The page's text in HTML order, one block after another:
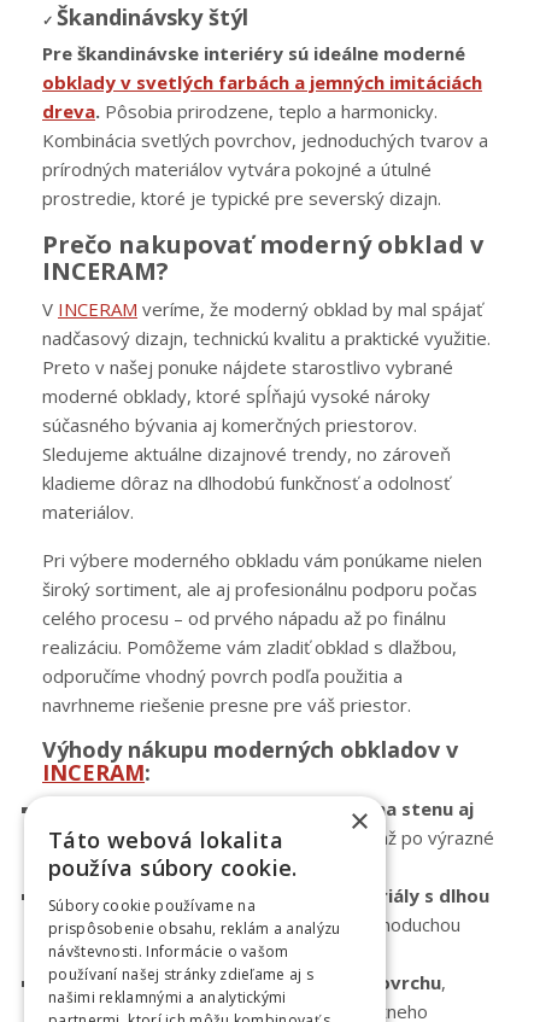
✓ Škandinávsky štýl
Pre škandinávske interiéry sú ideálne moderné
obklady v svetlých farbách a jemných imitáciách
dreva. Pôsobia prirodzene, teplo a harmonicky.
Kombinácia svetlých povrchov, jednoduchých tvarov a
prírodných materiálov vytvára pokojné a útulné
prostredie, ktoré je typické pre severský dizajn.
Prečo nakupovať moderný obklad v
INCERAM?
V INCERAM veríme, že moderný obklad by mal spájať
nadčasový dizajn, technickú kvalitu a praktické využitie.
Preto v našej ponuke nájdete starostlivo vybrané
moderné obklady, ktoré spĺňajú vysoké nároky
súčasného bývania aj komerčných priestorov.
Sledujeme aktuálne dizajnové trendy, no zároveň
kladieme dôraz na dlhodobú funkčnosť a odolnosť
materiálov.
Pri výbere moderného obkladu vám ponúkame nielen
široký sortiment, ale aj profesionálnu podporu počas
celého procesu – od prvého nápadu až po finálnu
realizáciu. Pomôžeme vám zladiť obklad s dlažbou,
odporučíme vhodný povrch podľa použitia a
navrhneme riešenie presne pre váš priestor.
Výhody nákupu moderných obkladov v
INCERAM:
✔Široký výber moderných obkladov na stenu aj
podlahu– od minimalistických povrchov až po výrazné
dizajnové riešenia.
✔Kvalitné gresové a keramické materiály s dlhou
životnosťou, nízkou nasiakavosťou a jednoduchou
údržbou.
✔Odborné poradenstvo pri výbere povrchu,
formátu, protišmyku a štýlu podľa konkrétneho
×
Táto webová lokalita
používa súbory cookie.
Súbory cookie používame na
prispôsobenie obsahu, reklám a analýzu
návštevnosti. Informácie o vašom
používaní našej stránky zdieľame aj s
našimi reklamnými a analytickými